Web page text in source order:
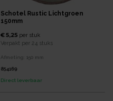
Schotel Rustic Lichtgroen
150mm
€ 5,25 per stuk
Verpakt per 24 stuks
Afmeting: 150 mm
854169
Direct leverbaar